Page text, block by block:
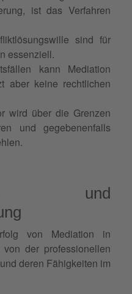
ist das Verfahren
sind für
essenziell.
kann Mediation
aber keine rechtlichen
wird über die Grenzen
und gegebenenfalls
und
von Mediation in
der professionellen
deren Fähigkeiten im